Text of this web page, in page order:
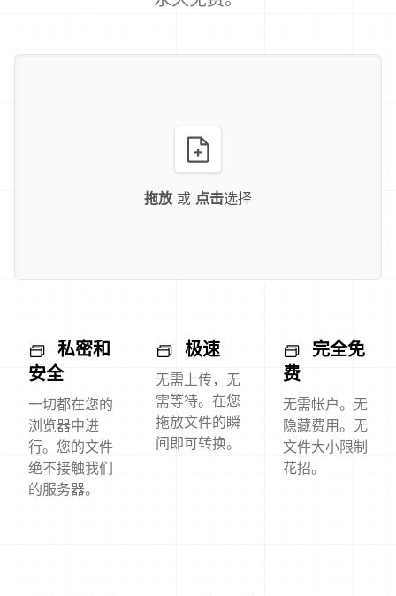
拖放 或 点击选择
私密和
安全
一切都在您的
浏览器中进
行。您的文件
绝不接触我们
的服务器。
极速
无需上传，无
需等待。在您
拖放文件的瞬
间即可转换。
完全免
费
无需帐户。无
隐藏费用。无
文件大小限制
花招。